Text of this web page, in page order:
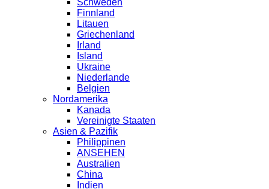
Finnland
Litauen
Griechenland
Irland
Island
Ukraine
Niederlande
Belgien
Nordamerika
Kanada
Vereinigte Staaten
Asien & Pazifik
Philippinen
ANSEHEN
Australien
China
Indien